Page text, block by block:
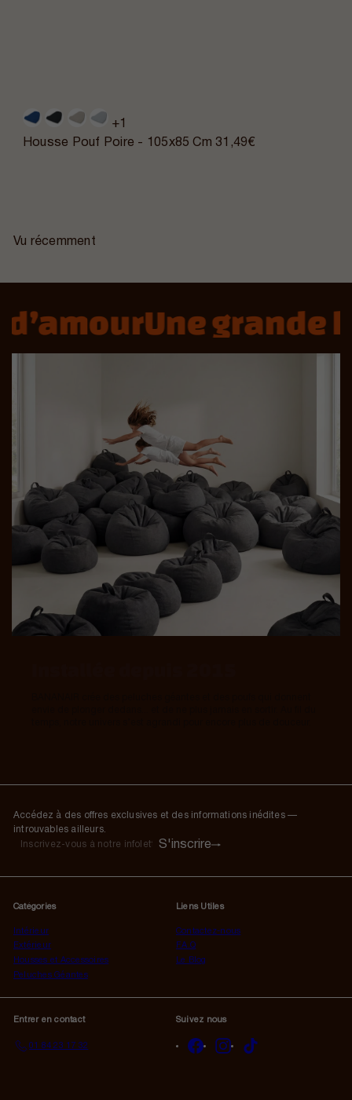
+1
Housse Pouf Poire - 105x85 Cm 31,49€
Vu récemment
Une grande
Accédez à des offres exclusives et des informations inédites —
introuvables ailleurs.
S'inscrire
Inscrivez-
notre
S'inscrire
Catégories
Intérieur
Extérieur
Housses et Accessoires
Peluches Géantes
Liens Utiles
Contactez-nous
F.A.Q
Le Blog
Entrer en contact
01 84 23 17 32
Suivez nous
FacebookInstagram